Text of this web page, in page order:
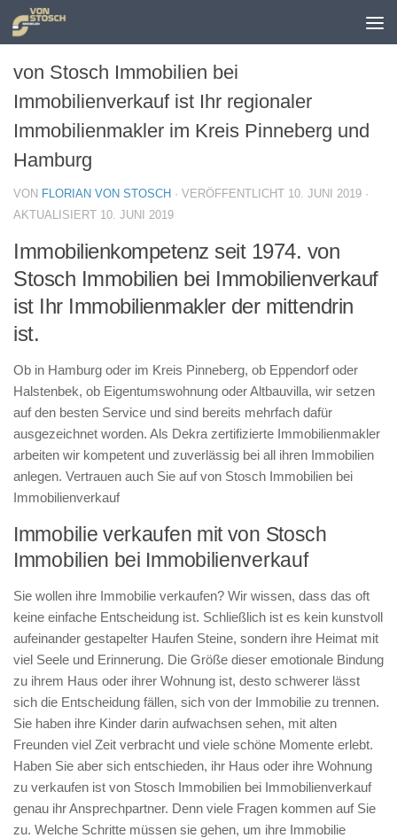
Zum Inhalt springen
von Stosch Immobilien bei
Immobilienverkauf ist Ihr regionaler
Immobilienmakler im Kreis Pinneberg und
Hamburg
VON FLORIAN VON STOSCH · VERÖFFENTLICHT 10. JUNI 2019 ·
AKTUALISIERT 10. JUNI 2019
Immobilienkompetenz seit 1974. von
Stosch Immobilien bei Immobilienverkauf
ist Ihr Immobilienmakler der mittendrin
ist.
Ob in Hamburg oder im Kreis Pinneberg, ob Eppendorf oder
Halstenbek, ob Eigentumswohnung oder Altbauvilla, wir setzen
auf den besten Service und sind bereits mehrfach dafür
ausgezeichnet worden. Als Dekra zertifizierte Immobilienmakler
arbeiten wir kompetent und zuverlässig bei all ihren Immobilien
anlegen. Vertrauen auch Sie auf von Stosch Immobilien bei
Immobilienverkauf
Immobilie verkaufen mit von Stosch
Immobilien bei Immobilienverkauf
Sie wollen ihre Immobilie verkaufen? Wir wissen, dass das oft
keine einfache Entscheidung ist. Schließlich ist es kein kunstvoll
aufeinander gestapelter Haufen Steine, sondern ihre Heimat mit
viel Seele und Erinnerung. Die Größe dieser emotionale Bindung
zu ihrem Haus oder ihrer Wohnung ist, desto schwerer lässt
sich die Entscheidung fällen, sich von der Immobilie zu trennen.
Sie haben ihre Kinder darin aufwachsen sehen, mit alten
Freunden viel Zeit verbracht und viele schöne Momente erlebt.
Haben Sie aber sich entschieden, ihr Haus oder ihre Wohnung
zu verkaufen ist von Stosch Immobilien bei Immobilienverkauf
genau ihr Ansprechpartner. Denn viele Fragen kommen auf Sie
zu. Welche Schritte müssen sie gehen, um ihre Immobilie